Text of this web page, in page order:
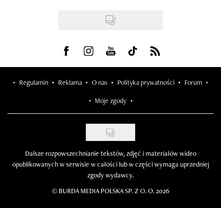
Visit us on Facebook
Visit us on Instagram
Visit us on Youtube
Visit us on Tiktok
Visit us on Rss
Regulamin Reklama O nas Polityka prywatności Forum
Moje zgody
Dalsze rozpowszechnianie tekstów, zdjęć i materiałów wideo
opublikowanych w serwisie w całości lub w części wymaga uprzedniej
zgody wydawcy.
© BURDA MEDIA POLSKA SP. Z O. O. 2026